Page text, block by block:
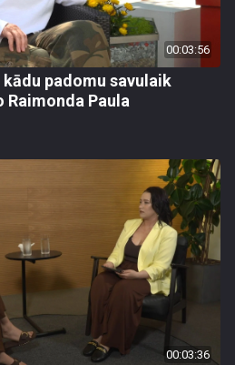
00:03:56
padomu savulaik
Raimonda Paula
00:03:36